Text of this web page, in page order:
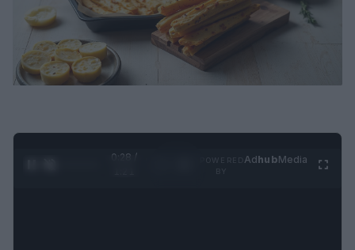
0:28 /
AdhubMedia